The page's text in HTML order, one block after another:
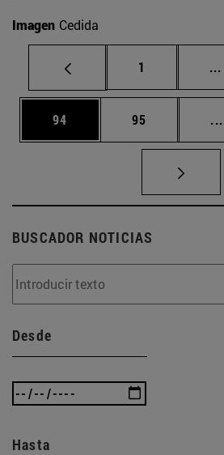
Imagen Cedida
Página
1 ...
Página
94 Página
95 ...
BUSCADOR NOTICIAS
Desde
Hasta